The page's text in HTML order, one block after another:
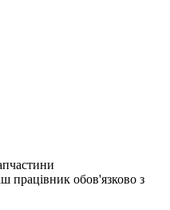
працівник обов'язково з